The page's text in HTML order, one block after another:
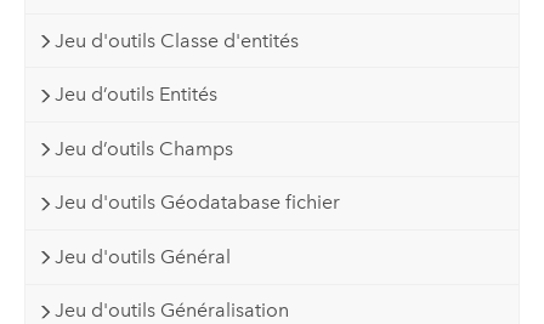
Jeu d'outils Classe d'entités
Jeu d’outils Entités
Jeu d’outils Champs
Jeu d'outils Géodatabase fichier
Jeu d'outils Général
Jeu d'outils Généralisation